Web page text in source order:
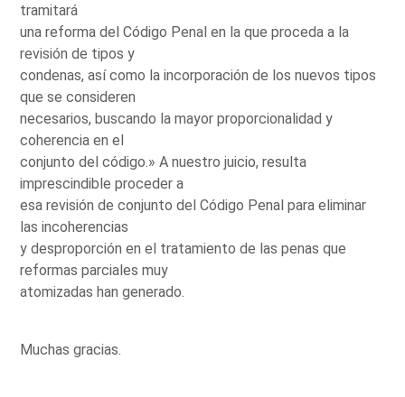
tramitará
una reforma del Código Penal en la que proceda a la
revisión de tipos y
condenas, así como la incorporación de los nuevos tipos
que se consideren
necesarios, buscando la mayor proporcionalidad y
coherencia en el
conjunto del código.» A nuestro juicio, resulta
imprescindible proceder a
esa revisión de conjunto del Código Penal para eliminar
las incoherencias
y desproporción en el tratamiento de las penas que
reformas parciales muy
atomizadas han generado.
Muchas gracias.